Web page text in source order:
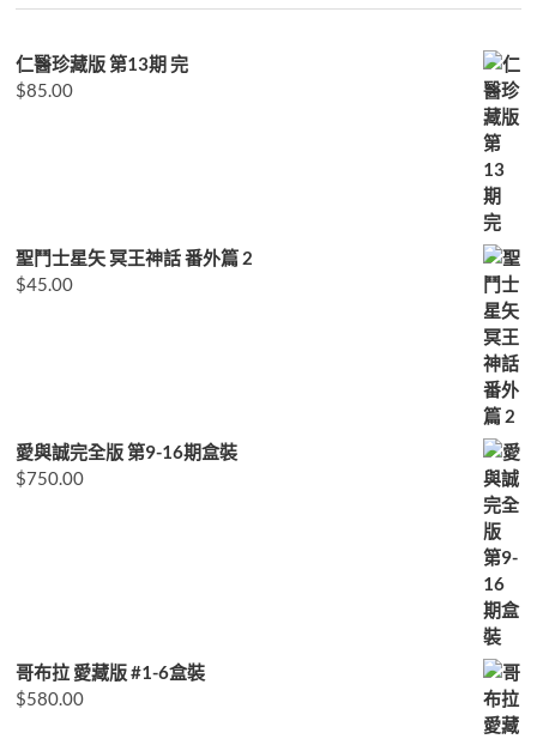
仁醫珍藏版 第13期 完
$85.00
聖鬥士星矢 冥王神話 番外篇 2
$45.00
愛與誠完全版 第9-16期盒裝
$750.00
哥布拉 愛藏版 #1-6盒裝
$580.00